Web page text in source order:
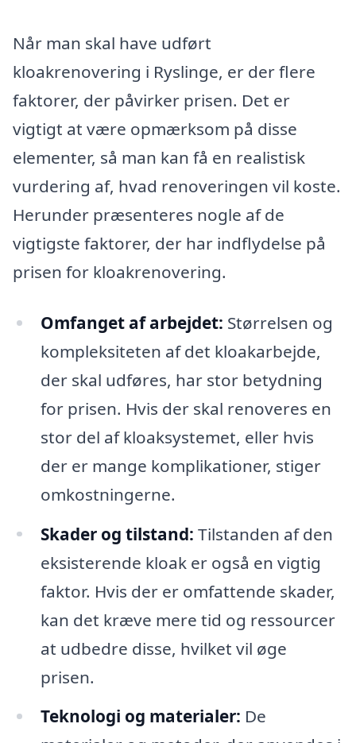
Når man skal have udført
kloakrenovering i Ryslinge, er der flere
faktorer, der påvirker prisen. Det er
vigtigt at være opmærksom på disse
elementer, så man kan få en realistisk
vurdering af, hvad renoveringen vil koste.
Herunder præsenteres nogle af de
vigtigste faktorer, der har indflydelse på
prisen for kloakrenovering.
Omfanget af arbejdet: Størrelsen og
kompleksiteten af det kloakarbejde,
der skal udføres, har stor betydning
for prisen. Hvis der skal renoveres en
stor del af kloaksystemet, eller hvis
der er mange komplikationer, stiger
omkostningerne.
Skader og tilstand: Tilstanden af den
eksisterende kloak er også en vigtig
faktor. Hvis der er omfattende skader,
kan det kræve mere tid og ressourcer
at udbedre disse, hvilket vil øge
prisen.
Teknologi og materialer: De